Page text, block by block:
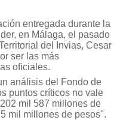
entregada durante la
en Málaga, el pasado
del Invias, Cesar
ser las más
oficiales.
análisis del Fondo de
puntos críticos no vale
mil 587 millones de
mil millones de pesos".